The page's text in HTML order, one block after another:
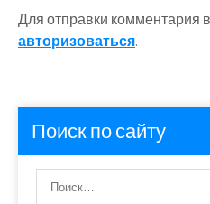
Для отправки комментария
авторизоваться.
Поиск по сайту